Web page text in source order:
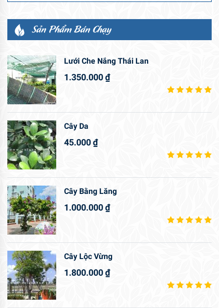
Sản Phẩm Bán Chạy
Lưới Che Nắng Thái Lan
1.350.000₫
Cây Da
45.000₫
Cây Bằng Lăng
1.000.000₫
Cây Lộc Vừng
1.800.000₫